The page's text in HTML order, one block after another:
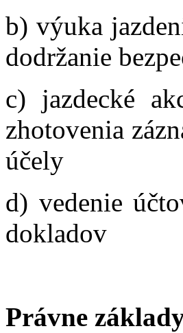
b) výuka
dodržanie
c) jazdecké
zhotovenia
účely
d) vedenie
dokladov
Právne